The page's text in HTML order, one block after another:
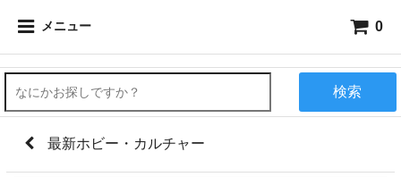
メニュー 0
検索
最新ホビー・カルチャー